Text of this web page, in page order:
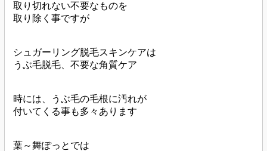
取り切れない不要なものを
取り除く事ですが
シュガーリング脱毛スキンケアは
うぶ毛脱毛、不要な角質ケア
時には、うぶ毛の毛根に汚れが
付いてくる事も多々あります
葉～舞ぽっとでは